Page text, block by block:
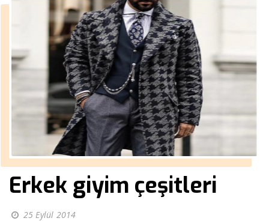
Erkek giyim çeşitleri
25 Eylül 2014